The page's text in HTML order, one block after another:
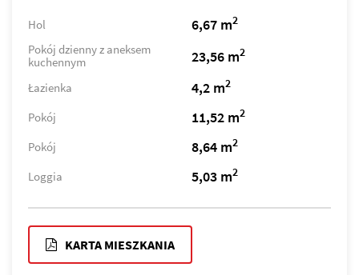
Hol 6,67 m2
Pokój dzienny z aneksem
kuchennym
23,56 m2
Łazienka 4,2 m2
Pokój 11,52 m2
Pokój 8,64 m2
Loggia 5,03 m2
KARTA MIESZKANIA